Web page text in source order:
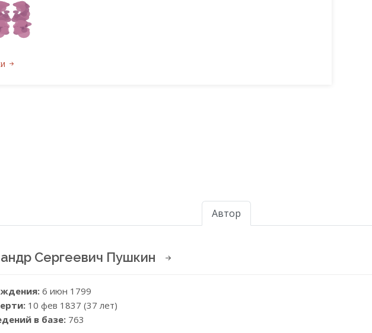
Автор
Сергеевич Пушкин
6 июн 1799
10 фев 1837 (37 лет)
в базе: 763